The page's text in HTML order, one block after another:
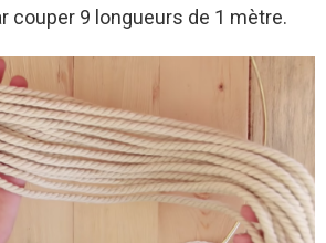
couper 9 longueurs de 1 mètre.